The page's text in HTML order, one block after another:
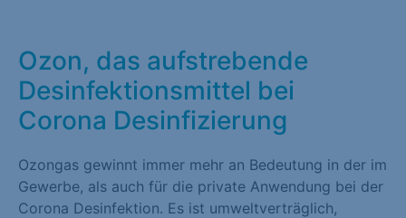
Ozon, das aufstrebende
Desinfektionsmittel bei
Corona Desinfizierung
Ozongas gewinnt immer mehr an Bedeutung in der im
Gewerbe, als auch für die private Anwendung bei der
Corona Desinfektion. Es ist umweltverträglich,
Marketing (1)
Marketing-Cookies werden von Drittanbietern oder Publishern
verwendet, um personalisierte Werbung anzuzeigen. Sie tun
dies, indem sie Besucher über Websites hinweg verfolgen.
Cookie-Informationen anzeigen
Externe Medien (1)